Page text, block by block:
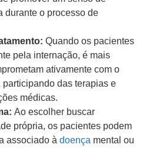
durante o processo de
Quando os pacientes
pela internação, é mais
ativamente com o
participando das terapias e
médicas.
Ao escolher buscar
própria, os pacientes podem
associado à doença mental ou